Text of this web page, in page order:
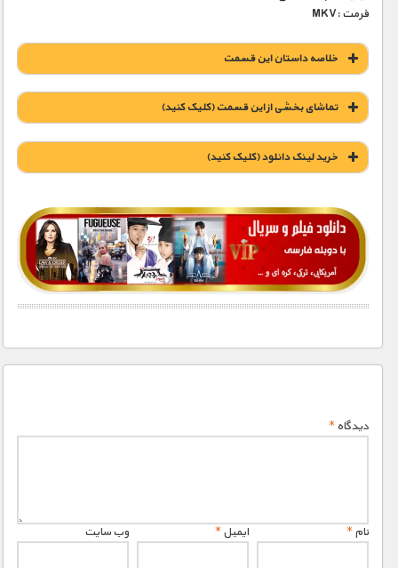
فرمت :MKV
خلاصه داستان این قسمت
تماشای بخشی از این قسمت (کلیک کنید)
خريد لينک دانلود (کليک کنيد)
1900 تومان – خريد لينک دانلود (افزودن به سبد خريد)
دیدگاه*
نام* ایمیل* وب‌ سایت